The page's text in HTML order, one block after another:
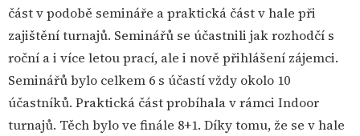
část v podobě semináře a praktická část v hale při
zajištění turnajů. Seminářů se účastnili jak rozhodčí s
roční a i více letou prací, ale i nově přihlášení zájemci.
Seminářů bylo celkem 6 s účastí vždy okolo 10
účastníků. Praktická část probíhala v rámci Indoor
turnajů. Těch bylo ve finále 8+1. Díky tomu, že se v hale